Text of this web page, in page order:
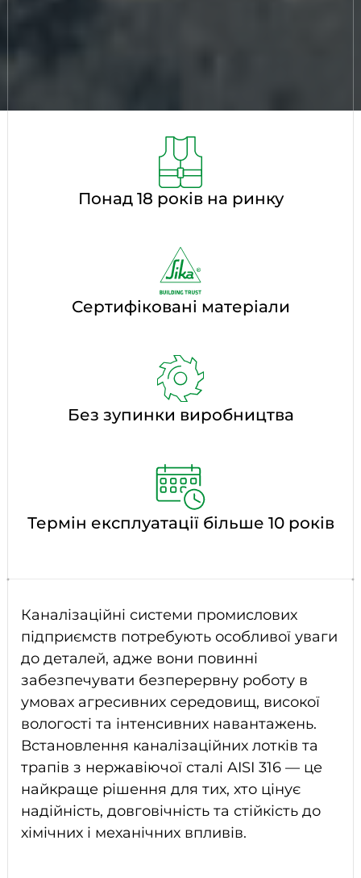
Понад 18 років на ринку
Сертифіковані матеріали
Без зупинки виробництва
Термін експлуатації більше 10 років
Каналізаційні системи промислових
підприємств потребують особливої уваги
до деталей, адже вони повинні
забезпечувати безперервну роботу в
умовах агресивних середовищ, високої
вологості та інтенсивних навантажень.
Встановлення каналізаційних лотків та
трапів з нержавіючої сталі AISI 316 — це
найкраще рішення для тих, хто цінує
надійність, довговічність та стійкість до
хімічних і механічних впливів.